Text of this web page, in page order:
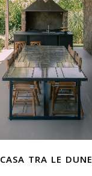
casa tra le dune